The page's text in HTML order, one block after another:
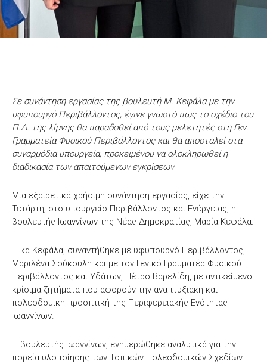
Σε συνάντηση εργασίας της βουλευτή Μ. Κεφάλα με την
υφυπουργό Περιβάλλοντος, έγινε γνωστό πως το σχέδιο του
Π.Δ. της λίμνης θα παραδοθεί από τους μελετητές στη Γεν.
Γραμματεία Φυσικού Περιβάλλοντος και θα αποσταλεί στα
συναρμόδια υπουργεία, προκειμένου να ολοκληρωθεί η
διαδικασία των απαιτούμενων εγκρίσεων
Μια εξαιρετικά χρήσιμη συνάντηση εργασίας, είχε την
Τετάρτη, στο υπουργείο Περιβάλλοντος και Ενέργειας, η
βουλευτής Ιωαννίνων της Νέας Δημοκρατίας, Μαρία Κεφάλα.
Η κα Κεφάλα, συναντήθηκε με υφυπουργό Περιβάλλοντος,
Μαριλένα Σούκουλη και με τον Γενικό Γραμματέα Φυσικού
Περιβάλλοντος και Υδάτων, Πέτρο Βαρελίδη, με αντικείμενο
κρίσιμα ζητήματα που αφορούν την αναπτυξιακή και
πολεοδομική προοπτική της Περιφερειακής Ενότητας
Ιωαννίνων.
Η βουλευτής Ιωαννίνων, ενημερώθηκε αναλυτικά για την
πορεία υλοποίησης των Τοπικών Πολεοδομικών Σχεδίων